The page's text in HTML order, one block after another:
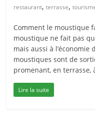
restaurant,terrasse,
Comment le moustique
moustique ne fait pas
mais aussi à l’économie
moustiques sont de
promenant, en terrasse,
Lire la suite